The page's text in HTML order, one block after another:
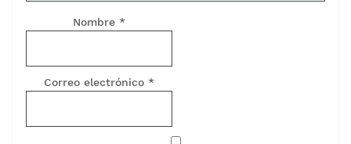
Nombre *
Correo electrónico *